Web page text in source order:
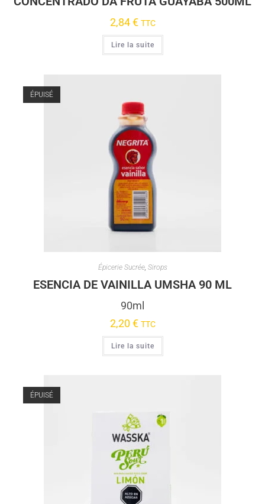
2,84€ TTC
Lire la suite
ÉPUISÉ
Épicerie Sucrée, Sirops
ESENCIA DE VAINILLA UMSHA 90 ML
90ml
2,20€ TTC
Lire la suite
ÉPUISÉ